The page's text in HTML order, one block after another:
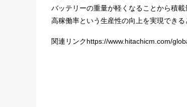
バッテリーの重量が軽くなることから積
高稼働率という生産性の向上を実現できる
関連リンクhttps://www.hitachicm.com/